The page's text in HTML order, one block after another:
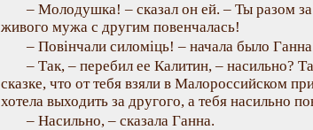
– Молодушка! – сказал он ей. – Ты разом
живого мужа с другим повенчалась!
– Повінчали силоміць! – начала было
– Так, – перебил ее Калитин, – насильно?
сказке, что от тебя взяли в Малороссийском
хотела выходить за другого, а тебя насильно
– Насильно, – сказала Ганна.